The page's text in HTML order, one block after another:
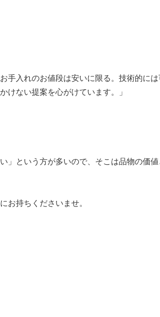
手入れのお値段は安いに限る。技術的に
けない提案を心がけています。」
という方が多いので、そこは品物の価
お持ちくださいませ。